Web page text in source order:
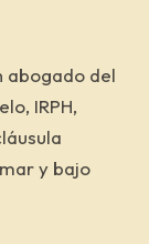
abogado del
IRPH,
y bajo